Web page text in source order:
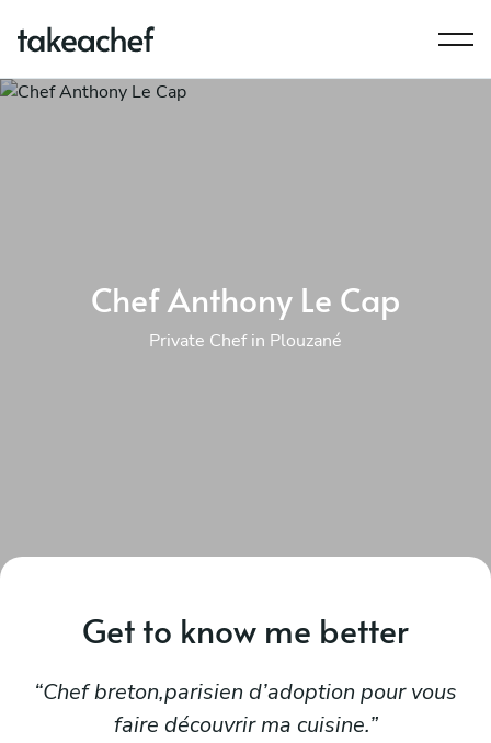
Chef Anthony Le Cap
Private Chef in Plouzané
Get to know me better
Chef breton,parisien d’adoption pour vous
faire découvrir ma cuisine.